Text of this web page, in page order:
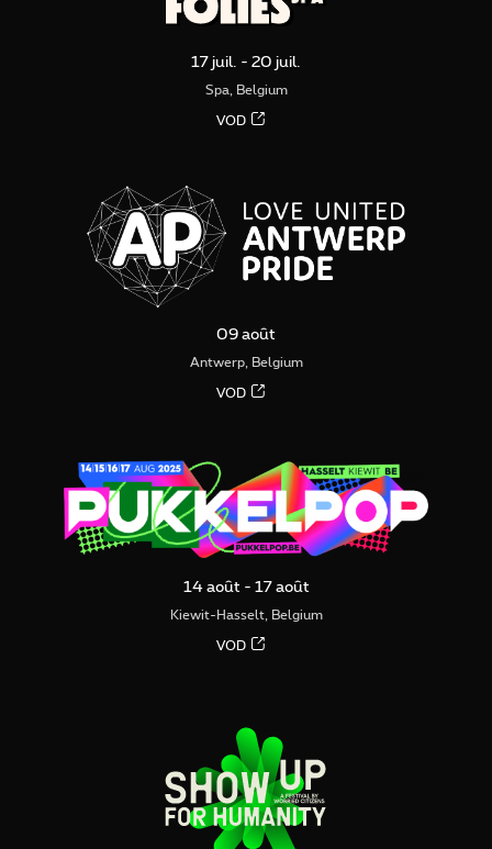
17 juil. - 20 juil.
Spa, Belgium
VOD
09 août
Antwerp, Belgium
VOD
14 août - 17 août
Kiewit-Hasselt, Belgium
VOD